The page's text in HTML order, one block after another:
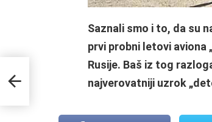
Saznali smo i to, da su
prvi probni letovi aviona
Rusije. Baš iz tog
najverovatniji uzrok